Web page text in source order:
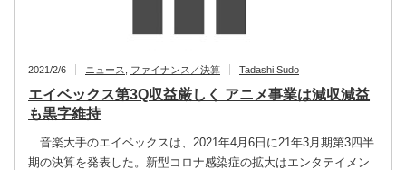
2021/2/6 ニュース ファイナンス／決算 Tadashi Sudo
エイベックス第3Q収益厳しく アニメ事業は減収減益
も黒字維持
音楽大手のエイベックスは、2021年4月6日に21年3月期第3四半
期の決算を発表した。新型コロナ感染症の拡大はエンタテイメン